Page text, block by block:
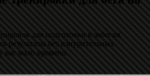
для подготовки к забегам.
результаты без изнурительных
вас мало времени.